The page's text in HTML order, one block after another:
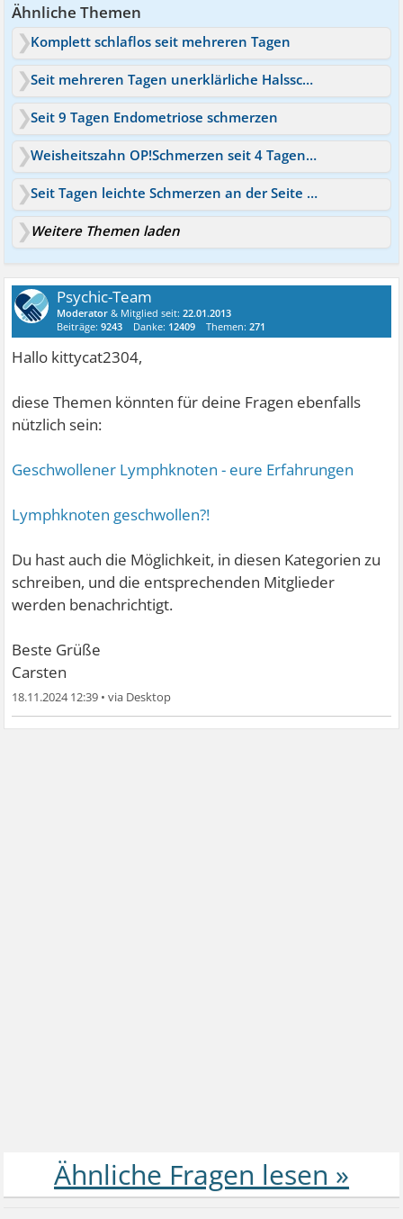
Ähnliche Themen
Komplett schlaflos seit mehreren Tagen
Seit mehreren Tagen unerklärliche Halsschmerzen
Seit 9 Tagen Endometriose schmerzen
Weisheitszahn OP!Schmerzen seit 4 Tagen!Hilfe
Seit Tagen leichte Schmerzen an der Seite - Nieren?
Weitere Themen laden
Psychic-Team
Moderator & Mitglied seit:22.01.2013
Beiträge:9243 Danke: 12409 Themen:271
Hallo kittycat2304,
diese Themen könnten für deine Fragen ebenfalls
nützlich sein:
Geschwollener Lymphknoten - eure Erfahrungen
Lymphknoten geschwollen?!
Du hast auch die Möglichkeit, in diesen Kategorien zu
schreiben, und die entsprechenden Mitglieder
werden benachrichtigt.
Beste Grüße
Carsten
18.11.2024 12:39 •